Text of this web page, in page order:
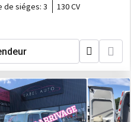
de siéges: 3
130 CV